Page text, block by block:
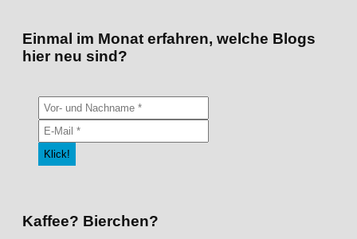
Einmal im Monat erfahren, welche Blogs
hier neu sind?
Kaffee? Bierchen?